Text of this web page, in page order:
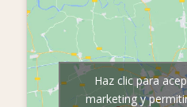
Haz clic para
marketing y